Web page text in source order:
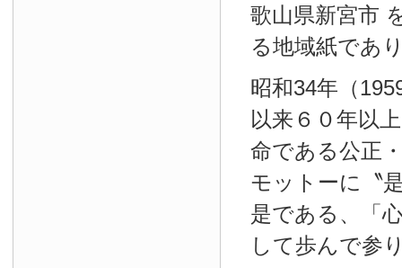
歌山県新宮市
る地域紙であ
昭和34年（
以来６０年以
命である公正
モットーに〝
是である、「
して歩んで参